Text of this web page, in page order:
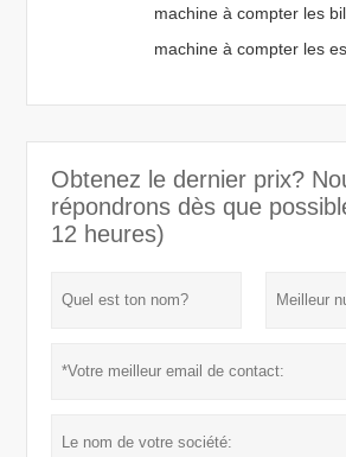
machine à compter les
machine à compter les
Obtenez le dernier prix?
répondrons dès que
12 heures)